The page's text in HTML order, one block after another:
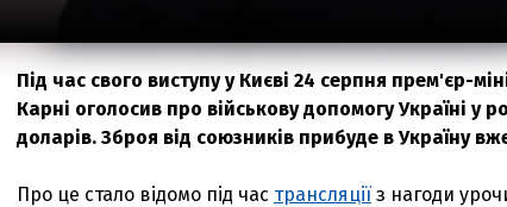
Під час свого виступу у Києві 24 серпня прем'єр-
Карні оголосив про військову допомогу Україні у
доларів. Зброя від союзників прибуде в Україну
Про це стало відомо під час трансляції з нагоди